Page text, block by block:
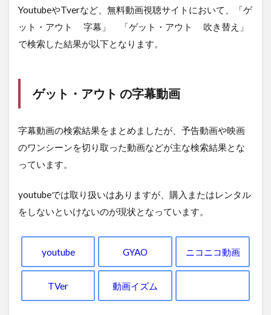
YoutubeやTverなど、無料動画視聴サイトにおいて、「ゲ
ット・アウト 字幕」 「ゲット・アウト 吹き替え」
で検索した結果が以下となります。
ゲット・アウト の字幕動画
字幕動画の検索結果をまとめましたが、予告動画や映画
のワンシーンを切り取った動画などが主な検索結果とな
っています。
youtubeでは取り扱いはありますが、購入またはレンタル
をしないといけないのが現状となっています。
youtube GYAO ニコニコ動画
TVer 動画イズム